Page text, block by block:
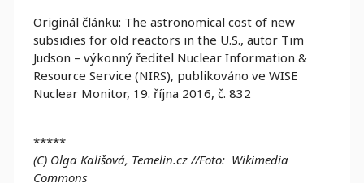
Originál článku: The astronomical cost of new
subsidies for old reactors in the U.S., autor Tim
Judson – výkonný ředitel Nuclear Information &
Resource Service (NIRS), publikováno ve WISE
Nuclear Monitor, 19. října 2016, č. 832
*****
(C) Olga Kališová, Temelin.cz //Foto: Wikimedia
Commons